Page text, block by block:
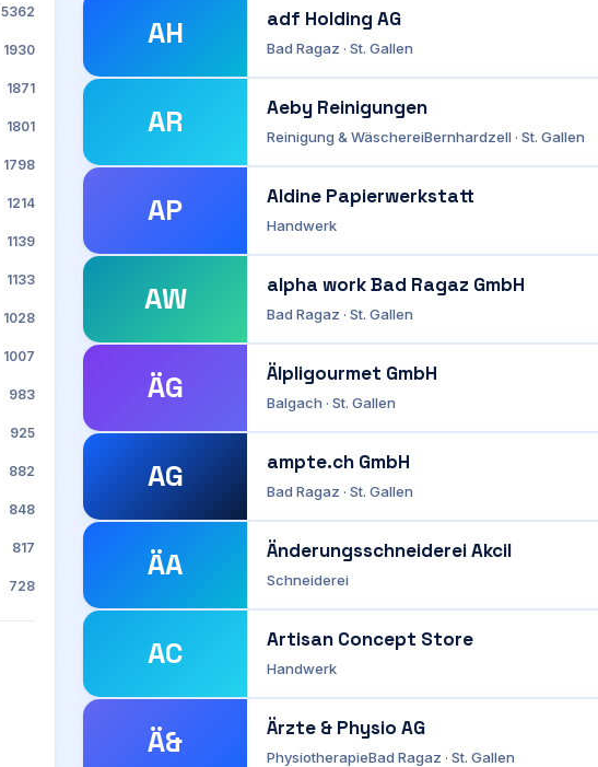
5362
1930
1871
1801
1798
1214
1139
1133
1028
1007
983
925
882
848
817
728
AH adf Holding AG
Bad Ragaz · St. Gallen
AR Aeby Reinigungen
Reinigung & WäschereiBernhardzell · St. Gallen
AP Aldine Papierwerkstatt
Handwerk
AW alpha work Bad Ragaz GmbH
Bad Ragaz · St. Gallen
ÄG Älpligourmet GmbH
Balgach · St. Gallen
AG ampte.ch GmbH
Bad Ragaz · St. Gallen
ÄA Änderungsschneiderei Akcil
Schneiderei
AC Artisan Concept Store
Handwerk
Ä& Ärzte & Physio AG
PhysiotherapieBad Ragaz · St. Gallen